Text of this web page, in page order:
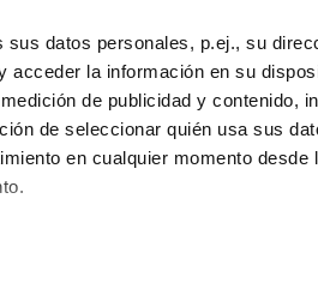
sus datos personales, p.ej., su
la información en su
de publicidad y contenido,
de seleccionar quién usa sus
en cualquier momento desde